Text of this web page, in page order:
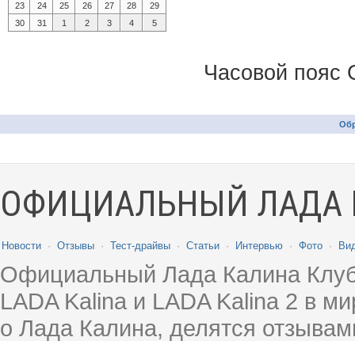
23
24 25 26 27 28
29
30
31 1 2 3 4 5
Часовой пояс
ОФИЦИАЛЬНЫЙ ЛАДА
Новости · Отзывы · Тест-драйвы · Статьи · Интервью · Фото ·
Официальный Лада Калина
LADA Kalina и LADA Kalina 2 в
о Лада Калина, делятся